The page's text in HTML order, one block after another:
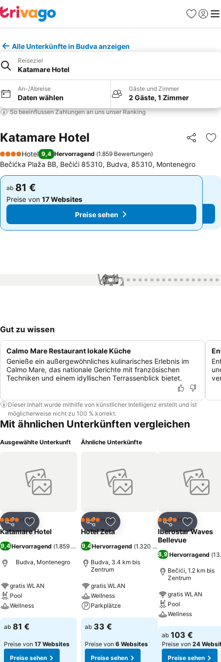
Favoriten
Alle Unterkünfte in Budva anzeigen
Reiseziel
Katamare Hotel
An-/Abreise
Daten wählen
Gäste und Zimmer
2 Gäste, 1 Zimmer
So beeinflussen Zahlungen an uns unser Ranking
Katamare Hotel Teilen
4 Sterne
Hotel 9,4 Hervorragend (1.859 Bewertungen)
Bečićka Plaža BB, Bečići 85310, Budva, 85310, Montenegro
ab 81 €
Preise von 17 Websites
Preise sehen
ab 81 €
Preise von 17 Websites
Preise sehen
1 / 40
Gut zu wissen
Calmo Mare Restaurant lokale Küche
Genieße ein außergewöhnliches kulinarisches Erlebnis im
Calmo Mare, das nationale Gerichte mit französischen
Techniken und einem idyllischen Terrassenblick bietet.
Dieser Inhalt wurde mithilfe von künstlicher Intelligenz erstellt und ist
möglicherweise nicht zu 100 % korrekt.
Mit ähnlichen Unterkünften vergleichen
Ausgewählte Unterkunft
Teilen Zu Favoriten hinzufügen
4 SterneHotel
Katamare Hotel
9,4Hervorragend (1.859 Bewertungen)
Budva, Montenegro
gratis WLAN
Pool
Wellness
ab 81 €
Preise von 17 Websites
Preise sehen
Ähnliche Unterkünfte
Teilen Zu Favoriten hinzufügen
4 SterneHotel
Hotel Zeta
9,4Hervorragend (1.320 Bewertungen
Budva, 3.4 km bis
Zentrum
gratis WLAN
Wellness
Parkplätze
ab 33 €
Preise von 6 Websites
Preise sehen
Teilen Zu
4 SterneHotel
Iberostar Waves
Bellevue
8,9 Hervorragend (
Bečići, 1.2 km bis
Zentrum
gratis WLAN
Pool
Wellness
ab 103 €
Preise von 24
Preise sehen